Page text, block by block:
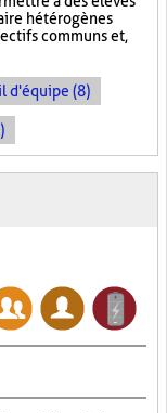
hétérogènes
communs et,
d'équipe (8)